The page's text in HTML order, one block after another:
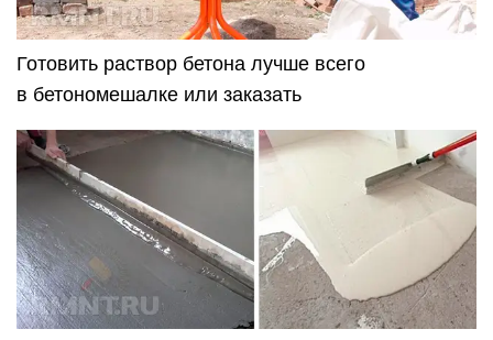
Готовить раствор бетона лучше всего
в бетономешалке или заказать